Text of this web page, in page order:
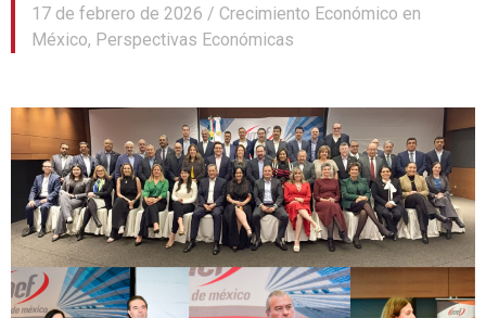
17 de febrero de 2026 / Crecimiento Económico en
México, Perspectivas Económicas